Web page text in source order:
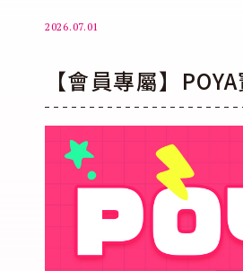
2026.07.01
【會員專屬】